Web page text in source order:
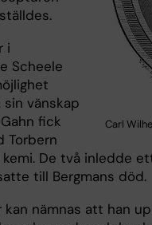
Carl
i
Scheele
sin vänskap
fick
Torbern
kemi. De två inledde
till Bergmans död.
kan nämnas att han